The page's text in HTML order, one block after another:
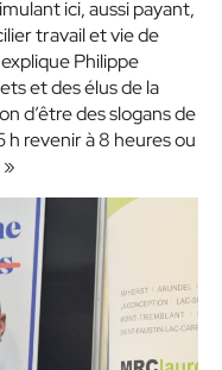
ici, aussi payant,
travail et vie de
Philippe
et des élus de la
d’être des slogans de
h revenir à 8 heures ou
»